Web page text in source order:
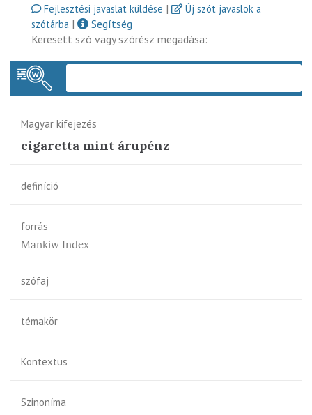
Fejlesztési javaslat küldése |
Új szót javaslok a
szótárba |
Segítség
Keresett szó vagy szórész megadása:
Magyar kifejezés
cigaretta mint árupénz
definíció
forrás
Mankiw Index
szófaj
témakör
Kontextus
Szinoníma